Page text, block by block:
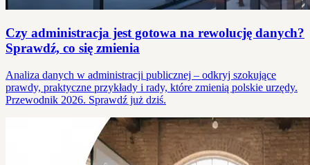
Czy administracja jest gotowa na rewolucję danych?
Sprawdź, co się zmienia
Analiza danych w administracji publicznej – odkryj szokujące
prawdy, praktyczne przykłady i rady, które zmienią polskie urzędy.
Przewodnik 2026. Sprawdź już dziś.